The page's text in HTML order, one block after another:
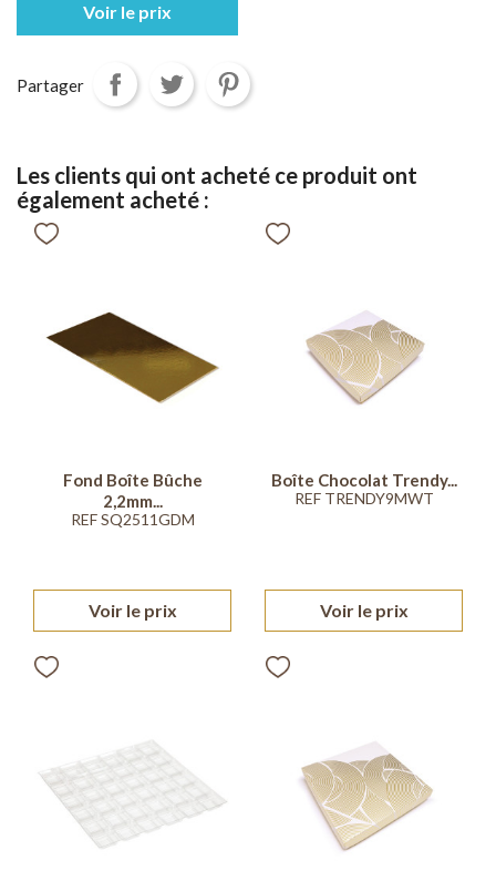
Voir le prix
Partager
Les clients qui ont acheté ce produit ont
également acheté :
Fond Boîte Bûche
2,2mm...
REF SQ2511GDM
Voir le prix
Boîte Chocolat Trendy...
REF TRENDY9MWT
Voir le prix